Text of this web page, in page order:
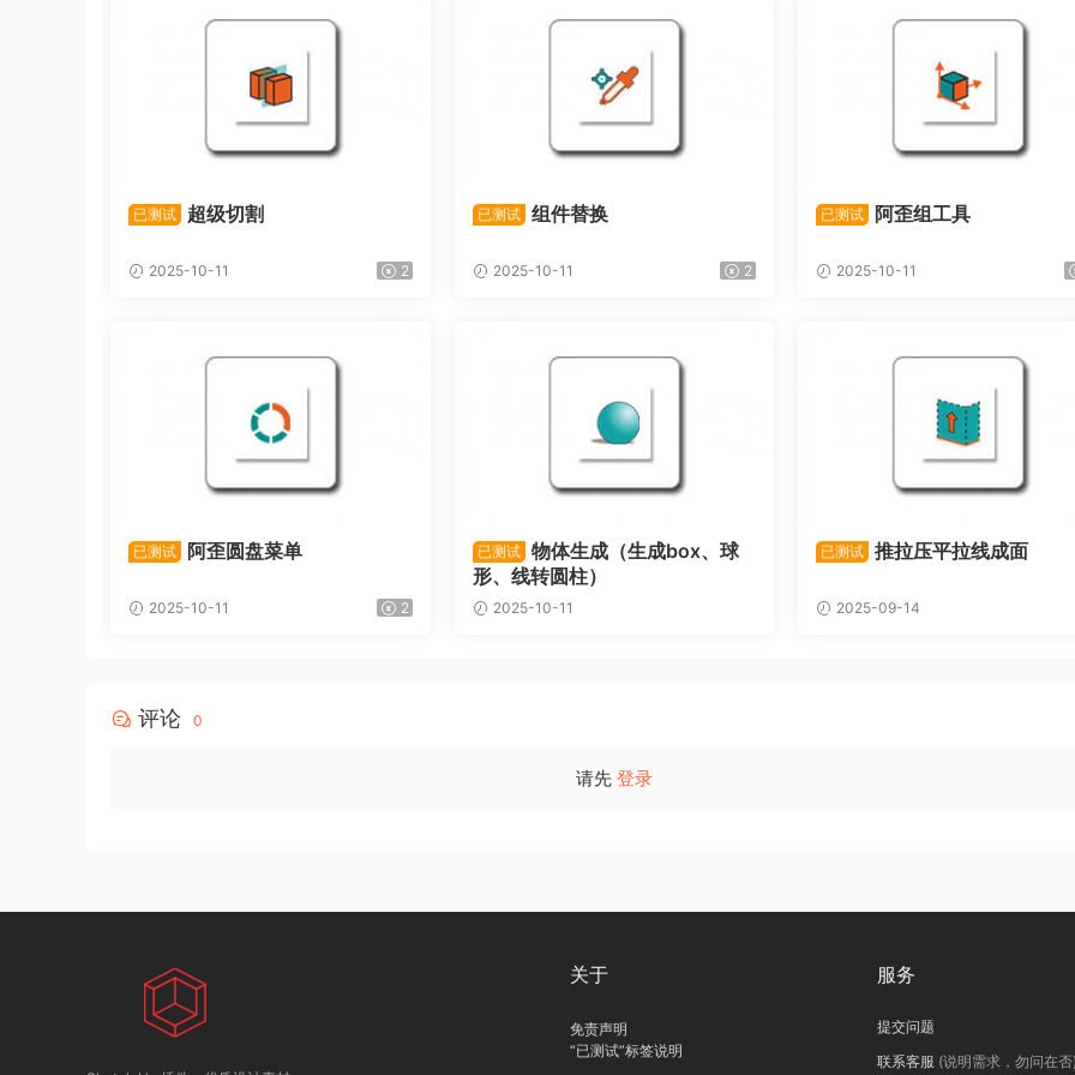
已测试 超级切割
2025-10-11 2
已测试 组件替换
2025-10-11 2
已测试 阿歪组工具
2025-10-11
已测试 阿歪圆盘菜单
2025-10-11 2
已测试
物体生成（生成box、球
形、线转圆柱）
2025-10-11
已测试 推拉压平拉线成面
2025-09-14
评论 0
请先 登录
关于
免责声明
“已测试”标签说明
服务
提交问题
联系客服 (说明需求，勿问在否